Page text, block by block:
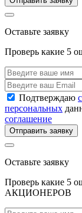
Оставьте заявку
Проверь какие 5
Подтверждаю
персональных
соглашение
Отправить заявку
Оставьте заявку
Проверь какие 5
АКЦИОНЕРОВ